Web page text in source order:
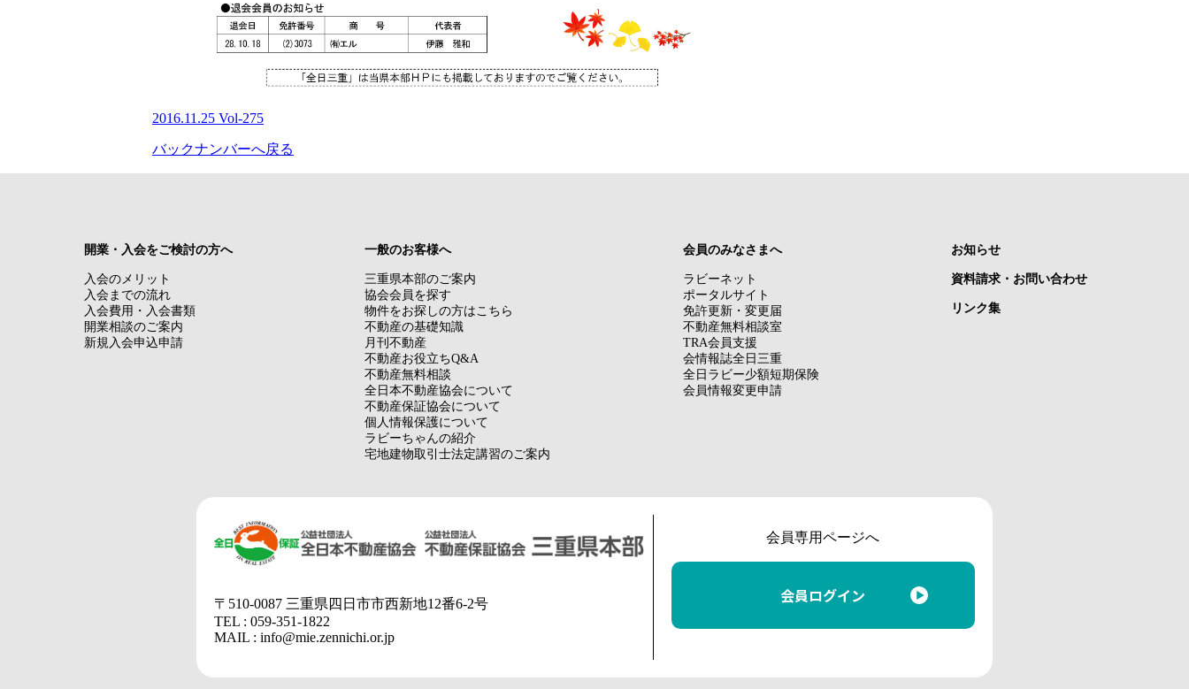
2016.11.25 Vol-275
バックナンバーへ戻る
開業・入会をご検討の方へ
入会のメリット
入会までの流れ
入会費用・入会書類
開業相談のご案内
新規入会申込申請
一般のお客様へ
三重県本部のご案内
協会会員を探す
物件をお探しの方はこちら
不動産の基礎知識
月刊不動産
不動産お役立ちQ&A
不動産無料相談
全日本不動産協会について
不動産保証協会について
個人情報保護について
ラビーちゃんの紹介
宅地建物取引士法定講習のご案内
会員のみなさまへ
ラビーネット
ポータルサイト
免許更新・変更届
不動産無料相談室
TRA会員支援
会情報誌全日三重
全日ラビー少額短期保険
会員情報変更申請
お知らせ
資料請求・お問い合わせ
リンク集
〒510-0087 三重県四日市市西新地12番6-2号
TEL : 059-351-1822
MAIL : info@mie.zennichi.or.jp
会員専用ページへ
会員ログイン